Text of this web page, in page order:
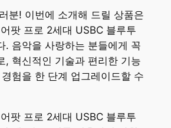
분! 이번에 소개해 드릴 상품은
팟 프로 2세대 USBC 블루투
. 음악을 사랑하는 분들에게 꼭
, 혁신적인 기술과 편리한 기능
험을 한 단계 업그레이드할 수
팟 프로 2세대 USBC 블루투